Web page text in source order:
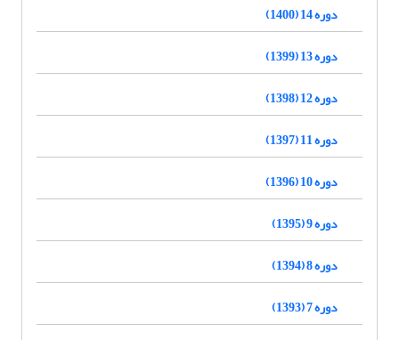
دوره 14 (1400)
دوره 13 (1399)
دوره 12 (1398)
دوره 11 (1397)
دوره 10 (1396)
دوره 9 (1395)
دوره 8 (1394)
دوره 7 (1393)